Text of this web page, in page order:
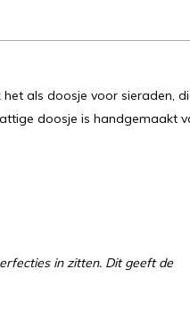
als doosje voor sieraden,
doosje is handgemaakt
in zitten. Dit geeft de